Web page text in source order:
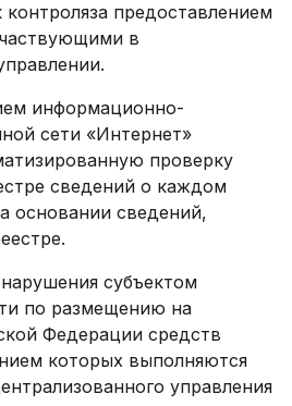
предоставлением
в
информационно-
сети «Интернет»
проверку
сведений о каждом
основании сведений,
субъектом
по размещению на
Федерации средств
которых выполняются
управления